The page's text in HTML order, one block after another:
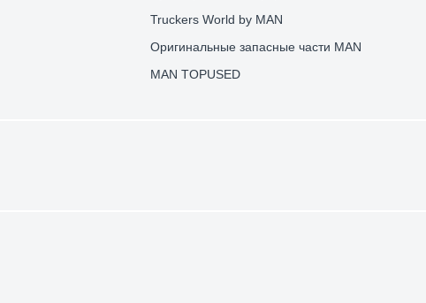
Truckers World by MAN
Оригинальные запасные части MAN
MAN TOPUSED